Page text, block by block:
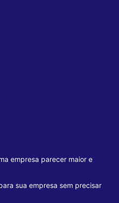
empresa parecer maior e
sua empresa sem precisar